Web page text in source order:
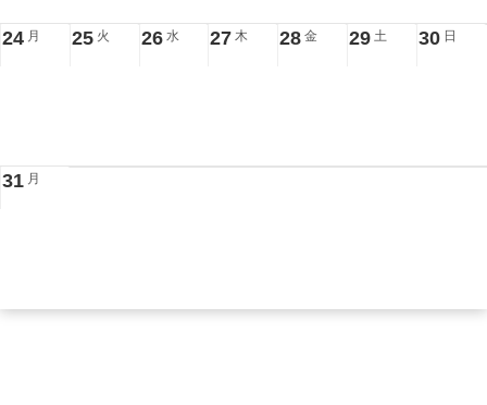
24 月 25 火 26 水 27 木 28 金 29 土 30 日
31 月